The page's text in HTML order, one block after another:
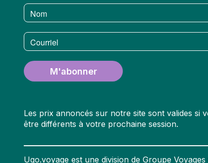
Nom
Courriel
M'abonner
Les prix annoncés sur notre site sont valides si
être différents à votre prochaine session.
Ugo.voyage est une division de Groupe